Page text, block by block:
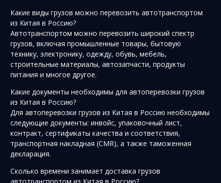
Какие виды грузов можно перевозить автотранспортом
из Китая в Россию?
Автотранспортом можно перевозить широкий спектр
грузов, включая промышленные товары, бытовую
технику, электронику, одежду, обувь, мебель,
строительные материалы, автозапчасти, продукты
питания и многое другое.
Какие документы необходимы для автоперевозки грузов
из Китая в Россию?
Для автоперевозки грузов из Китая в Россию необходимы
следующие документы: инвойс, упаковочный лист,
контракт, сертификаты качества и соответствия,
транспортная накладная (CMR), а также таможенная
декларация.
Сколько времени занимает доставка грузов